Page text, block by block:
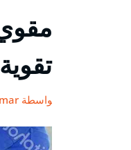
بواسطة ammar